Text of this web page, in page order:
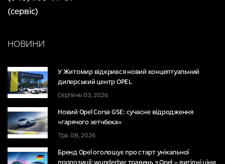
(сервіс)
НОВИНИ
У Житомир відкрився новий концептуальний
дилерський центр OPEL
Серпень 03, 2026
Новий Opel Corsa GSE: сучасне відродження
«гарячого хетчбека»
Тра. 08, 2026
Бренд Opel оголошує про старт унікальної